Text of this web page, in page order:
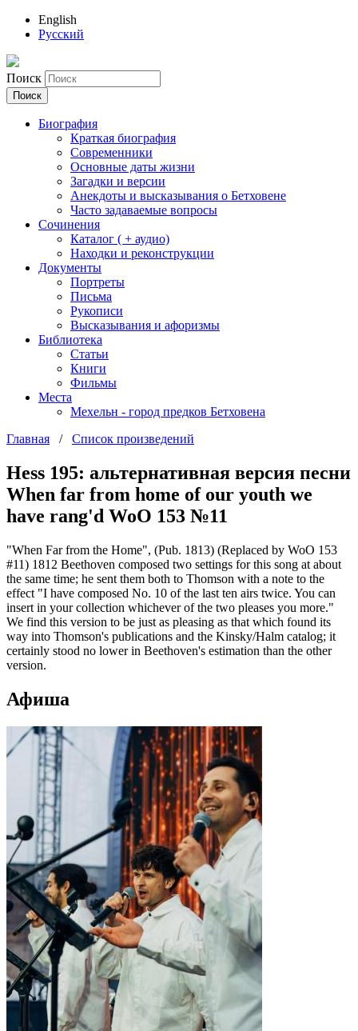
English
Русский
Поиск
Биография
Краткая биография
Современники
Основные даты жизни
Загадки и версии
Анекдоты и высказывания о Бетховене
Часто задаваемые вопросы
Сочинения
Каталог ( + аудио)
Находки и реконструкции
Документы
Портреты
Письма
Рукописи
Высказывания и афоризмы
Библиотека
Статьи
Книги
Фильмы
Места
Мехельн - город предков Бетховена
Главная / Список произведений
Hess 195: альтернативная версия песни
When far from home of our youth we
have rang'd WoO 153 №11
"When Far from the Home", (Pub. 1813) (Replaced by WoO 153
#11) 1812 Beethoven composed two settings for this song at about
the same time; he sent them both to Thomson with a note to the
effect "I have composed No. 10 of the last ten airs twice. You can
insert in your collection whichever of the two pleases you more."
We find this version to be just as pleasing as that which found its
way into Thomson's publications and the Kinsky/Halm catalog; it
certainly stood no lower in Beethoven's estimation than the other
version.
Афиша